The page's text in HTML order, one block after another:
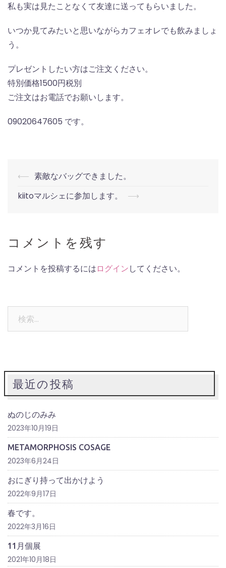
私も実は見たことなくて友達に送ってもらいました。
いつか見てみたいと思いながらカフェオレでも飲みましょ
う。
プレゼントしたい方はご注文ください。
特別価格1500円税別
ご注文はお電話でお願いします。
09020647605 です。
Post
navigation
⟵ 素敵なバッグできました。
kiitoマルシェに参加します。
⟶
コメントを残す
コメントを投稿するにはログインしてください。
最近の投稿
ぬのじのみみ
2023年10月19日
METAMORPHOSIS COSAGE
2023年6月24日
おにぎり持って出かけよう
2022年9月17日
春です。
2022年3月16日
11月個展
2021年10月18日